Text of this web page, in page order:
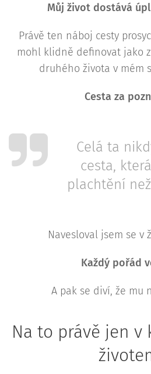
Můj život dostává
Právě ten náboj cesty
mohl klidně definovat jako
druhého života v mém
Cesta za
Celá ta
cesta,
plachtění
Navesloval jsem se v
Každý pořád
A pak se diví, že mu
Na to právě jen